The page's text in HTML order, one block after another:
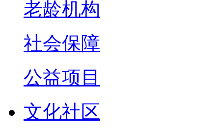
老龄机构
社会保障
公益项目
文化社区